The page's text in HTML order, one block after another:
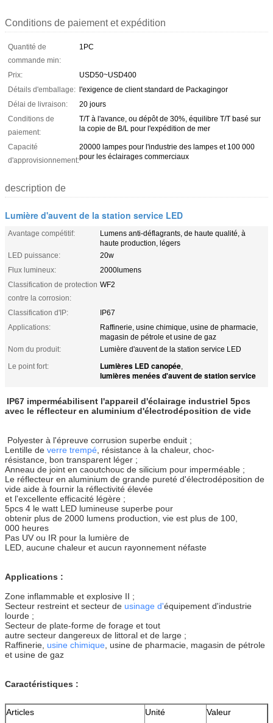
Conditions de paiement et expédition
Quantité de
commande min:
1PC
Prix:
USD50~USD400
Détails d'emballage: l'exigence de client standard de Packagingor
Délai de livraison:
20 jours
Conditions de
paiement:
T/T à l'avance, ou dépôt de 30%, équilibre T/T basé sur
la copie de B/L pour l'expédition de mer
Capacité
d'approvisionnement:
20000 lampes pour l'industrie des lampes et 100 000
pour les éclairages commerciaux
description de
Lumière d'auvent de la station service LED
Avantage compétitif:
Lumens anti-déflagrants, de haute qualité, à
haute production, légers
LED puissance:
20w
Flux lumineux:
2000lumens
Classification de protection
contre la corrosion:
WF2
Classification d'IP:
IP67
Applications:
Raffinerie, usine chimique, usine de pharmacie,
magasin de pétrole et usine de gaz
Nom du produit:
Lumière d'auvent de la station service LED
Le point fort:
Lumières LED canopée,
lumières menées d'auvent de station service
IP67 imperméabilisent l'appareil d'éclairage industriel 5pcs
avec le réflecteur en aluminium d'électrodéposition de vide
Polyester à l'épreuve corrusion superbe enduit ;
Lentille de verre trempé , résistance à la chaleur, choc-
résistance, bon transparent léger ;
Anneau de joint en caoutchouc de silicium pour imperméable ;
Le réflecteur en aluminium de grande pureté d'électrodéposition de
vide aide à fournir la réflectivité élevée
et l'excellente efficacité légère ;
5pcs 4 le watt LED lumineuse superbe pour
obtenir plus de 2000 lumens production, vie est plus de 100,
000 heures
Pas UV ou IR pour la lumière de
LED, aucune chaleur et aucun rayonnement néfaste
Applications :
Zone inflammable et explosive II ;
Secteur restreint et secteur de usinage d'équipement d'industrie
lourde ;
Secteur de plate-forme de forage et tout
autre secteur dangereux de littoral et de large ;
Raffinerie, usine chimique , usine de pharmacie, magasin de pétrole
et usine de gaz
Caractéristiques :
Articles Unité Valeur